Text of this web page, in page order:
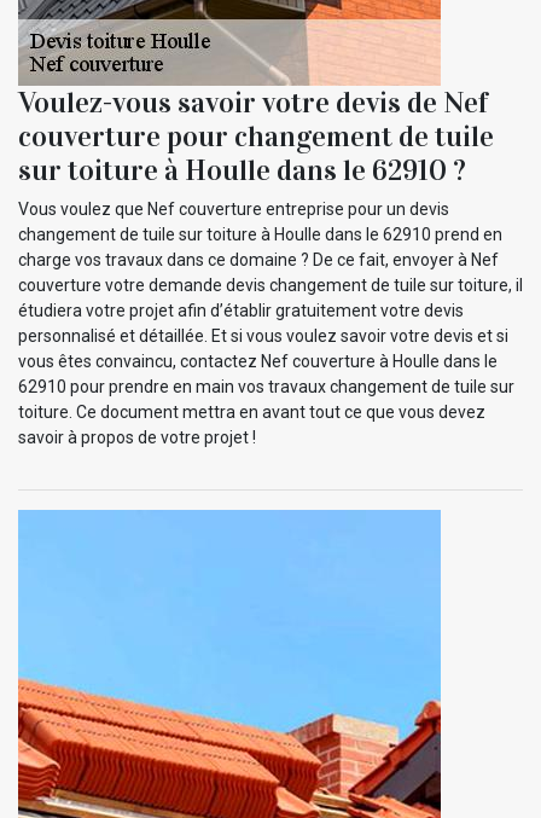
Voulez-vous savoir votre devis de Nef
couverture pour changement de tuile
sur toiture à Houlle dans le 62910 ?
Vous voulez que Nef couverture entreprise pour un devis
changement de tuile sur toiture à Houlle dans le 62910 prend en
charge vos travaux dans ce domaine ? De ce fait, envoyer à Nef
couverture votre demande devis changement de tuile sur toiture, il
étudiera votre projet afin d’établir gratuitement votre devis
personnalisé et détaillée. Et si vous voulez savoir votre devis et si
vous êtes convaincu, contactez Nef couverture à Houlle dans le
62910 pour prendre en main vos travaux changement de tuile sur
toiture. Ce document mettra en avant tout ce que vous devez
savoir à propos de votre projet !